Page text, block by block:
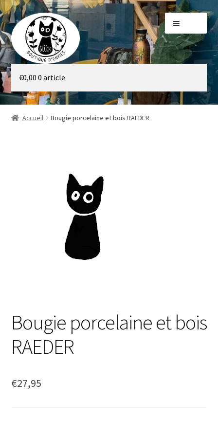
Aller
à
la
navigation
Aller
au
contenu
Galerie
Boutique
€0,00 0 article
Accueil Bougie porcelaine et bois RAEDER
Bougie porcelaine et bois
RAEDER
€27,95